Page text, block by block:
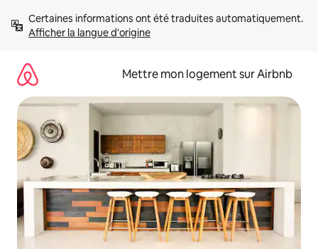
directement
Afficher la langue d'origine
Mettre mon logement sur Airbnb